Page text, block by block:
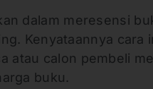
dalam meresensi
Kenyataannya cara
atau calon pembeli
buku.